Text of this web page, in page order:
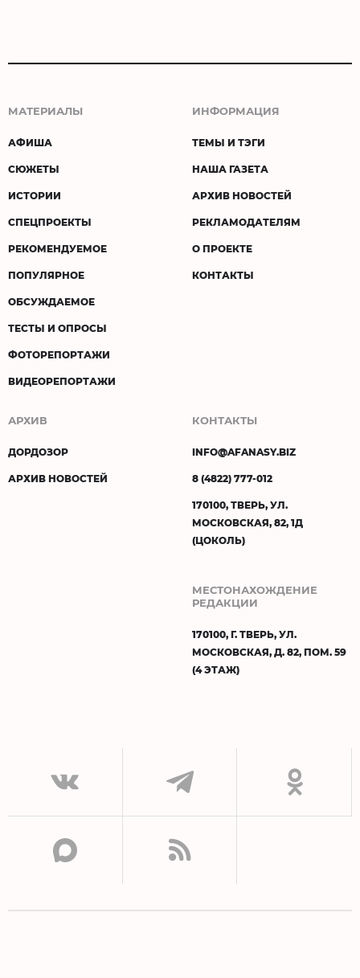
МАТЕРИАЛЫ
АФИША
СЮЖЕТЫ
ИСТОРИИ
СПЕЦПРОЕКТЫ
РЕКОМЕНДУЕМОЕ
ПОПУЛЯРНОЕ
ОБСУЖДАЕМОЕ
ТЕСТЫ И ОПРОСЫ
ФОТОРЕПОРТАЖИ
ВИДЕОРЕПОРТАЖИ
ИНФОРМАЦИЯ
ТЕМЫ И ТЭГИ
НАША ГАЗЕТА
АРХИВ НОВОСТЕЙ
РЕКЛАМОДАТЕЛЯМ
О ПРОЕКТЕ
КОНТАКТЫ
АРХИВ
ДОРДОЗОР
АРХИВ НОВОСТЕЙ
КОНТАКТЫ
INFO@AFANASY.BIZ
8 (4822) 777-012
170100, ТВЕРЬ, УЛ.
МОСКОВСКАЯ, 82, 1Д
(ЦОКОЛЬ)
МЕСТОНАХОЖДЕНИЕ
РЕДАКЦИИ
170100, Г. ТВЕРЬ, УЛ.
МОСКОВСКАЯ, Д. 82, ПОМ. 59
(4 ЭТАЖ)